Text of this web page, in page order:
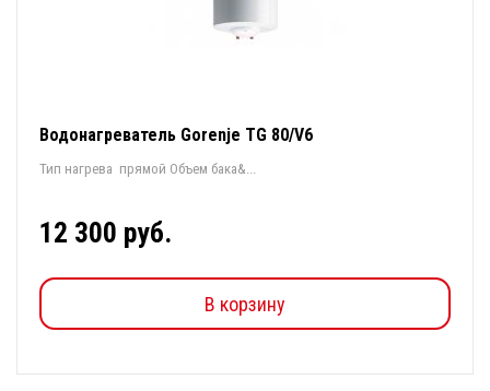
Водонагреватель Gorenje TG 80/V6
Тип нагрева прямой Объем бака&...
12 300 руб.
В корзину